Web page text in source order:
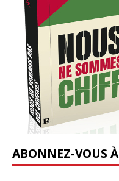
ABONNEZ-VOUS